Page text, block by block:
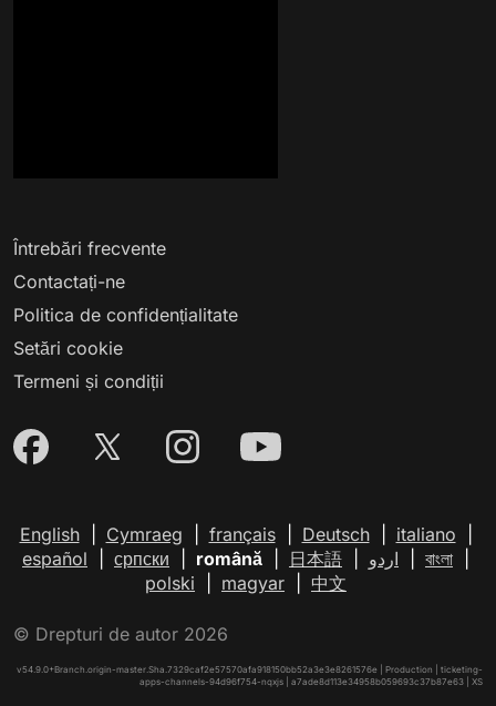
Întrebări frecvente
Contactați-ne
Politica de confidențialitate
Setări cookie
Termeni și condiții
English| Cymraeg français| Deutsch| italiano
español
српски română 日本語 اردو বাংলা
polski
magyar 中文
© Drepturi de autor 2026
v54.9.0+Branch.origin-master.Sha.7329caf2e57570afa918150bb52a3e3e8261576e | Production | ticketing-
apps-channels-94d96f754-nqxjs | a7ade8d113e34958b059693c37b87e63 | XS